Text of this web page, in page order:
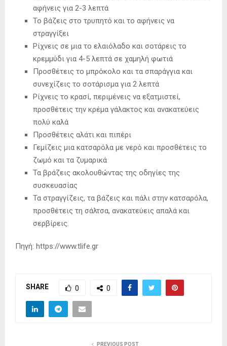
αφήνεις για 2-3 λεπτά
Το βάζεις στο τρυπητό και το αφήνεις να
στραγγίξει
Ρίχνεις σε μια το ελαιόλαδο και σοτάρεις το
κρεµµύδι για 4-5 λεπτά σε χαμηλή φωτιά
Προσθέτεις το µπρόκολο και τα σπαράγγια και
συνεχίζεις το σοτάρισµα για 2 λεπτά
Ρίχνεις το κρασί, περιμένεις να εξατµιστεί,
προσθέτεις την κρέµα γάλακτος και ανακατεύεις
πολύ καλά
Προσθέτεις αλάτι και πιπέρι
Γεμίζεις μια κατσαρόλα µε νερό και προσθέτεις το
ζωµό και τα ζυµαρικά
Τα βράζεις ακολουθώντας της οδηγίες της
συσκευασίας
Τα στραγγίζεις, τα βάζεις και πάλι στην κατσαρόλα,
προσθέτεις τη σάλτσα, ανακατεύεις απαλά και
σερβίρεις.
Πηγή: https://www.tlife.gr
SHARE 0 0
PREVIOUS POST